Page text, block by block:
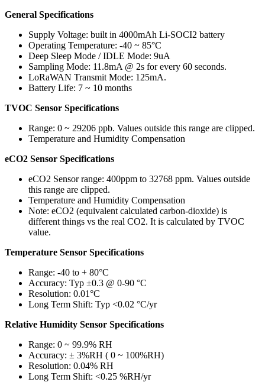
General Specifications
Supply Voltage: built in 4000mAh Li-SOCI2 battery
Operating Temperature: -40 ~ 85°C
Deep Sleep Mode / IDLE Mode: 9uA
Sampling Mode: 11.8mA @ 2s for every 60 seconds.
LoRaWAN Transmit Mode: 125mA.
Battery Life: 7 ~ 10 months
TVOC Sensor Specifications
Range: 0 ~ 29206 ppb. Values outside this range are clipped.
Temperature and Humidity Compensation
eCO2 Sensor Specifications
eCO2 Sensor range: 400ppm to 32768 ppm. Values outside
this range are clipped.
Temperature and Humidity Compensation
Note: eCO2 (equivalent calculated carbon-dioxide) is
different things vs the real CO2. It is calculated by TVOC
value.
Temperature Sensor Specifications
Range: -40 to + 80°C
Accuracy: Typ ±0.3 @ 0-90 °C
Resolution: 0.01°C
Long Term Shift: Typ <0.02 °C/yr
Relative Humidity Sensor Specifications
Range: 0 ~ 99.9% RH
Accuracy: ± 3%RH ( 0 ~ 100%RH)
Resolution: 0.04% RH
Long Term Shift: <0.25 %RH/yr